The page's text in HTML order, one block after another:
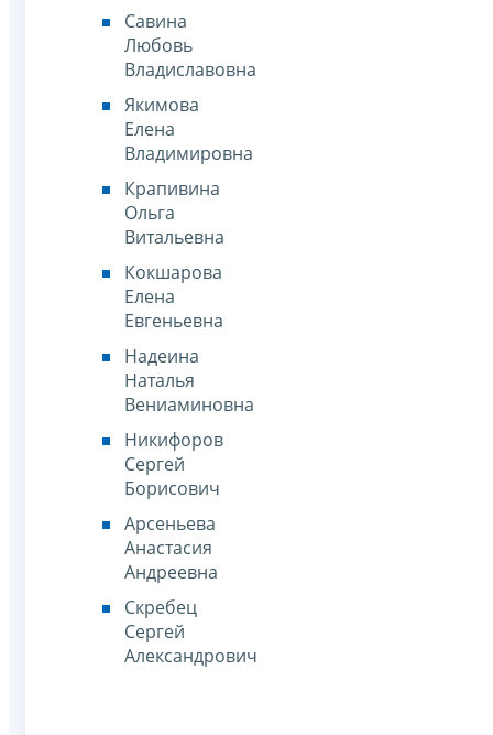
Савина
Любовь
Владиславовна
Якимова
Елена
Владимировна
Крапивина
Ольга
Витальевна
Кокшарова
Елена
Евгеньевна
Надеина
Наталья
Вениаминовна
Никифоров
Сергей
Борисович
Арсеньева
Анастасия
Андреевна
Скребец
Сергей
Александрович